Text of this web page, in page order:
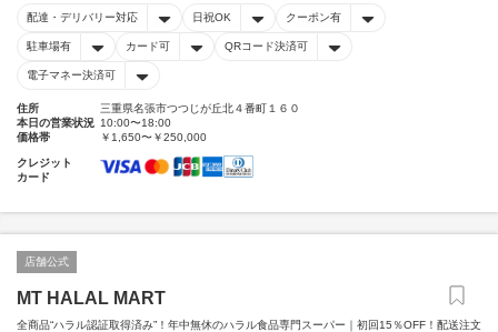
配達・デリバリー対応 日祝OK クーポン有
駐車場有 カード可 QRコード決済可
電子マネー決済可
住所
三重県名張市つつじが丘北４番町１６０
本日の営業状況 10:00〜18:00
価格帯
￥1,650〜￥250,000
クレジット
カード
店舗公式
MT HALAL MART
全商品“ハラル認証取得済み”！年中無休のハラル食品専門スーパー｜初回15％OFF！配送注文